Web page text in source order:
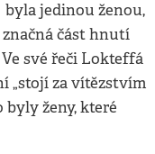
jedinou ženou,
část hnutí
své řeči Lokteffá
„stojí za vítězstvím
ženy, které